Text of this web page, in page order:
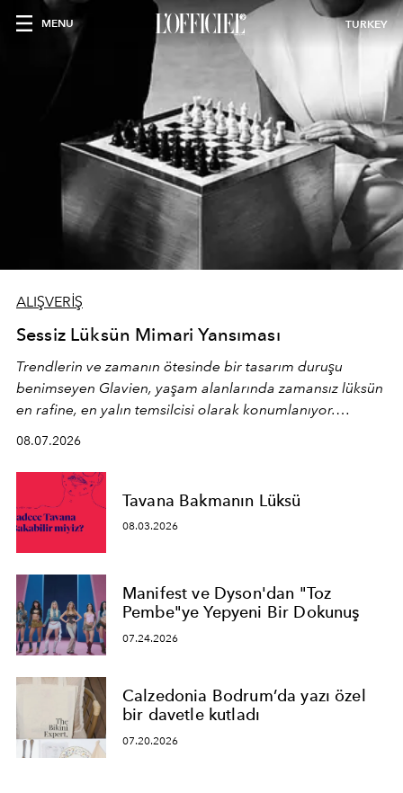
MENU TURKEY
ALIŞVERİŞ
Sessiz Lüksün Mimari Yansıması
Trendlerin ve zamanın ötesinde bir tasarım duruşu
benimseyen Glavien, yaşam alanlarında zamansız lüksün
en rafine, en yalın temsilcisi olarak konumlanıyor.
en yeni seçkisiyle bu imza felsefesini mekanlara taşıyor.
08.07.2026
Tavana Bakmanın Lüksü
08.03.2026
Manifest ve Dyson'dan "Toz
Pembe"ye Yepyeni Bir Dokunuş
07.24.2026
Calzedonia Bodrum’da yazı özel
bir davetle kutladı
07.20.2026